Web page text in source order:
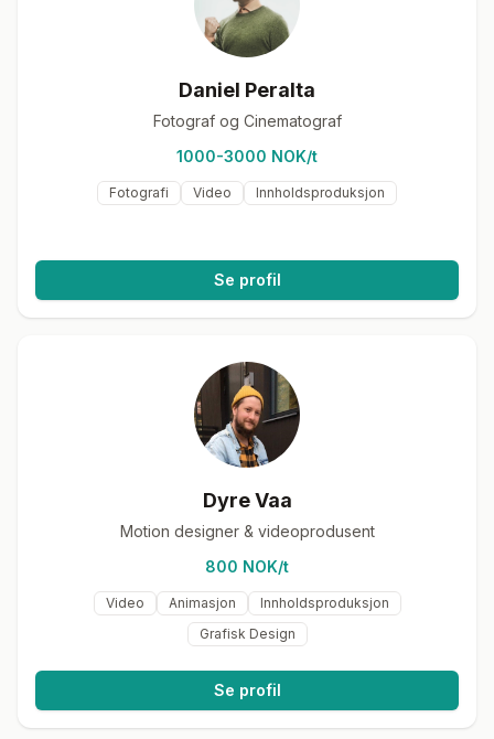
Daniel Peralta
Fotograf og Cinematograf
1000-3000 NOK/t
Fotografi Video Innholdsproduksjon
Se profil
Dyre Vaa
Motion designer & videoprodusent
800 NOK/t
Video Animasjon
Innholdsproduksjon
Grafisk Design
Se profil